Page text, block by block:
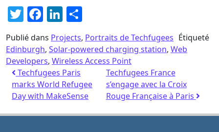
Twitter
Facebook
LinkedIn
Publié dans Projects, Portraits de Techfugees Étiqueté
Edinburgh, Solar-powered charging station, Web
Developers, Wireless Access Point
Techfugees Paris
marks World Refugee
Day with MakeSense
Techfugees France
s’engage avec la Croix
Rouge Française à Paris